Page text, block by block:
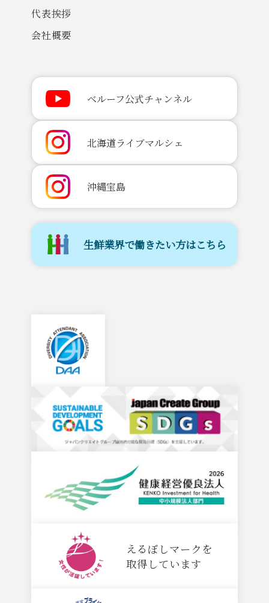
代表挨拶
会社概要
ベルーフ公式チャンネル
北海道ライブマルシェ
沖縄宝島
生鮮業界で働きたい方はこちら
えるぼしマークを
取得しています